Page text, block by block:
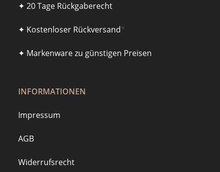
✦ 20 Tage Rückgaberecht
✦ Kostenloser Rückversand*
✦ Markenware zu günstigen Preisen
INFORMATIONEN
Impressum
AGB
Widerrufsrecht